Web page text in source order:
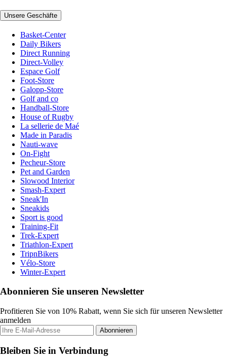
Unsere Geschäfte
Basket-Center
Daily Bikers
Direct Running
Direct-Volley
Espace Golf
Foot-Store
Galopp-Store
Golf and co
Handball-Store
House of Rugby
La sellerie de Maé
Made in Paradis
Nauti-wave
On-Fight
Pecheur-Store
Pet and Garden
Slowood Interior
Smash-Expert
Sneak'In
Sneakids
Sport is good
Training-Fit
Trek-Expert
Triathlon-Expert
TripnBikers
Vélo-Store
Winter-Expert
Abonnieren Sie unseren Newsletter
Profitieren Sie von 10% Rabatt, wenn Sie sich für unseren Newsletter
anmelden
Abonnieren
Bleiben Sie in Verbindung